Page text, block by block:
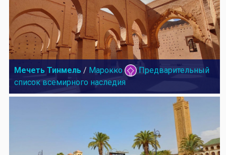
Мечеть Тинмель / Марокко
Предварительный
список всемирного наследия